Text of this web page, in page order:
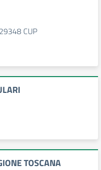
CUP
TOSCANA